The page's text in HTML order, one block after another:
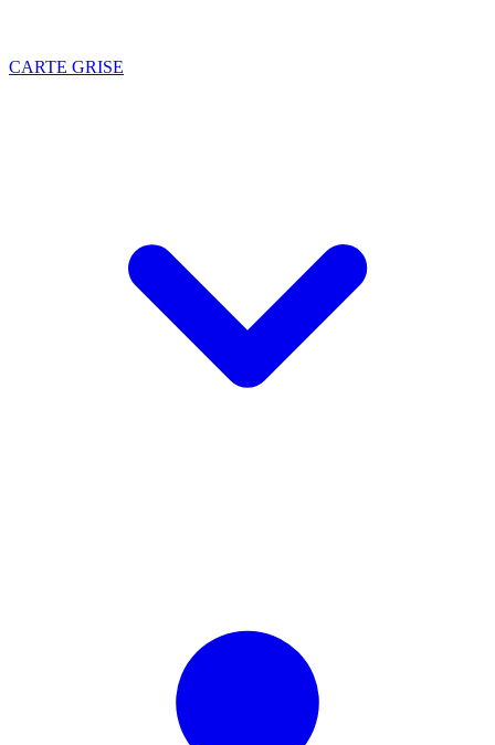
CARTE GRISE